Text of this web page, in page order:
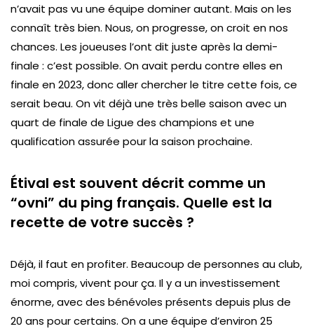
n’avait pas vu une équipe dominer autant. Mais on les
connaît très bien. Nous, on progresse, on croit en nos
chances. Les joueuses l’ont dit juste après la demi-
finale : c’est possible. On avait perdu contre elles en
finale en 2023, donc aller chercher le titre cette fois, ce
serait beau. On vit déjà une très belle saison avec un
quart de finale de Ligue des champions et une
qualification assurée pour la saison prochaine.
Étival est souvent décrit comme un
“ovni” du ping français. Quelle est la
recette de votre succès ?
Déjà, il faut en profiter. Beaucoup de personnes au club,
moi compris, vivent pour ça. Il y a un investissement
énorme, avec des bénévoles présents depuis plus de
20 ans pour certains. On a une équipe d’environ 25